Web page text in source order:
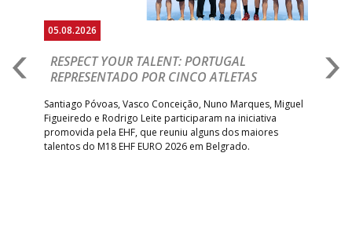
05.08.2026
RESPECT YOUR TALENT: PORTUGAL
REPRESENTADO POR CINCO ATLETAS
Santiago Póvoas, Vasco Conceição, Nuno Marques, Miguel
Figueiredo e Rodrigo Leite participaram na iniciativa
promovida pela EHF, que reuniu alguns dos maiores
talentos do M18 EHF EURO 2026 em Belgrado.